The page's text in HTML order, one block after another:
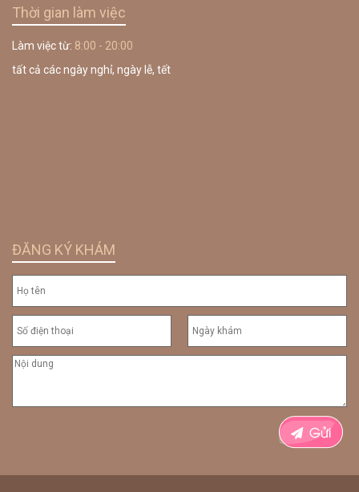
Thời gian làm việc
Làm việc từ: 8:00 - 20:00
tất cả các ngày nghỉ, ngày lễ, tết
ĐĂNG KÝ KHÁM